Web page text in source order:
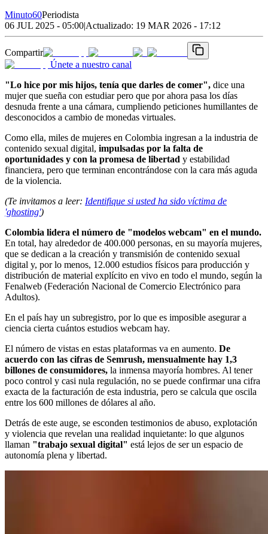
Minuto60Periodista
06 JUL 2025 - 05:00|Actualizado: 19 MAR 2026 - 17:12
Compartir
Únete a nuestro canal
"Lo hice por mis hijos, tenía que darles de comer", dice una
mujer que sueña con estudiar pero que por ahora pasa los días
desnuda frente a una cámara, cumpliendo peticiones humillantes de
desconocidos a cambio de monedas virtuales.
Como ella, miles de mujeres en Colombia ingresan a la industria de
contenido sexual digital, impulsadas por la falta de
oportunidades y con la promesa de libertad y estabilidad
financiera, pero que terminan encontrándose con la cara más aguda
de la violencia.
(Te invitamos a leer: Identifique si usted ha sido víctima de
'ghosting')
Colombia lidera el número de "modelos webcam" en el mundo.
En total, hay alrededor de 400.000 personas, en su mayoría mujeres,
que se dedican a la creación y transmisión de contenido sexual
digital y, por lo menos, 12.000 estudios físicos para producción y
distribución de material explícito en vivo en todo el mundo, según la
Fenalweb (Federación Nacional de Comercio Electrónico para
Adultos).
En el país hay un subregistro, por lo que es imposible asegurar a
ciencia cierta cuántos estudios webcam hay.
El número de vistas en estas plataformas va en aumento. De
acuerdo con las cifras de Semrush, mensualmente hay 1,3
billones de consumidores, la inmensa mayoría hombres. Al tener
poco control y casi nula regulación, no se puede confirmar una cifra
exacta de la facturación de esta industria, pero se calcula que oscila
entre los 600 millones de dólares al año.
Detrás de este auge, se esconden testimonios de abuso, explotación
y violencia que revelan una realidad inquietante: lo que algunos
llaman "trabajo sexual digital" está lejos de ser un espacio de
autonomía plena y libertad.